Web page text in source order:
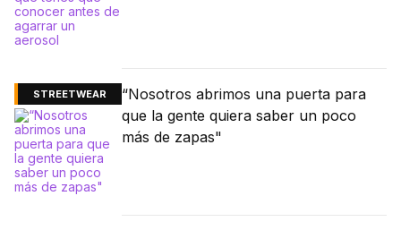
STREETWEAR
“Nosotros abrimos una puerta para
que la gente quiera saber un poco
más de zapas"